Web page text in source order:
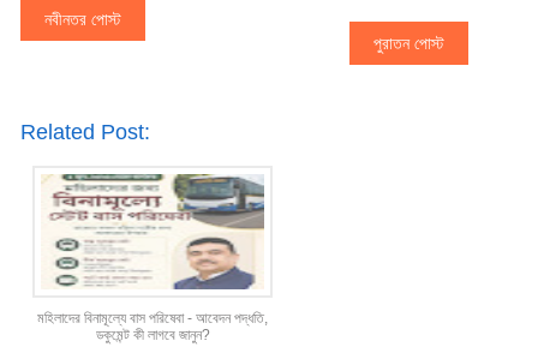
নবীনতর পোস্ট
পুরাতন পোস্ট
Related Post:
মহিলাদের বিনামূল্যে বাস পরিষেবা - আবেদন পদ্ধতি,
ডকুমেন্ট কী লাগবে জানুন?